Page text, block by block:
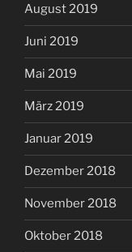
August 2019
Juni 2019
Mai 2019
März 2019
Januar 2019
Dezember 2018
November 2018
Oktober 2018